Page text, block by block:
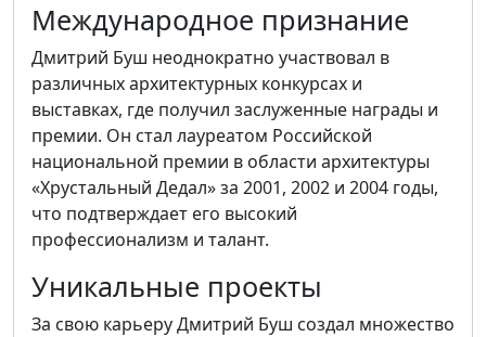
Международное признание
Дмитрий Буш неоднократно участвовал в
различных архитектурных конкурсах и
выставках, где получил заслуженные награды и
премии. Он стал лауреатом Российской
национальной премии в области архитектуры
«Хрустальный Дедал» за 2001, 2002 и 2004 годы,
что подтверждает его высокий
профессионализм и талант.
Уникальные проекты
За свою карьеру Дмитрий Буш создал множество